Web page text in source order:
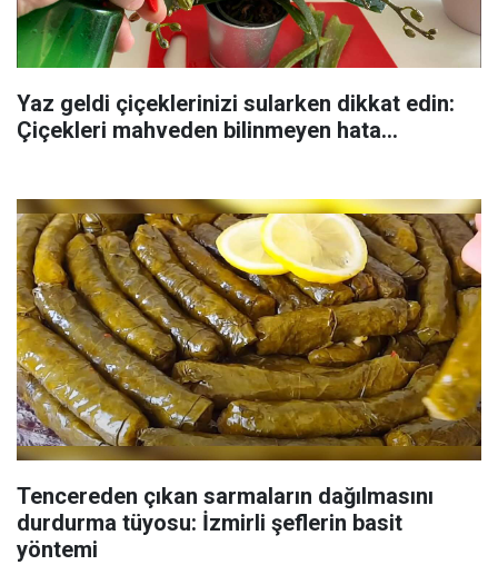
Yaz geldi çiçeklerinizi sularken dikkat edin:
Çiçekleri mahveden bilinmeyen hata...
Tencereden çıkan sarmaların dağılmasını
durdurma tüyosu: İzmirli şeflerin basit
yöntemi